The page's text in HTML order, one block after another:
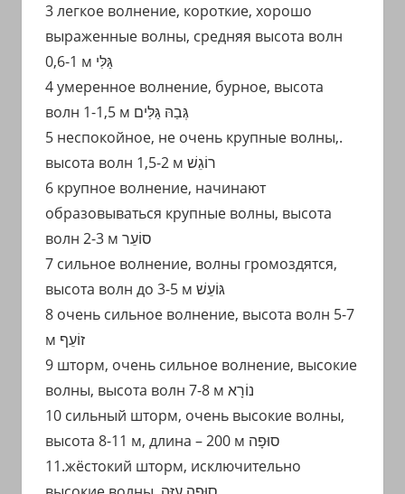
3 легкое волнение, короткие, хорошо
выраженные волны, средняя высота волн
0,6-1 м גַּלִּי
4 умеренное волнение, бурное, высота
волн 1-1,5 м גְּבַהּ גַּלִּים
5 неспокойное, не очень крупные волны,.
высота волн 1,5-2 м רוֹגֵשׁ
6 крупное волнение, начинают
образовываться крупные волны, высота
волн 2-3 м סוֹעֵר
7 сильное волнение, волны громоздятся,
высота волн до 3-5 м גּוֹעֵשׁ
8 очень сильное волнение, высота волн 5-7
м זוֹעֵף
9 шторм, очень сильное волнение, высокие
волны, высота волн 7-8 м נוֹרָא
10 сильный шторм, очень высокие волны,
высота 8-11 м, длина – 200 м סוּפָה
11.жёстокий шторм, исключительно